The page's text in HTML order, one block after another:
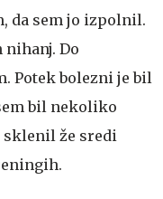
da sem jo izpolnil.
nihanj. Do
Potek bolezni je bil
bil nekoliko
sklenil že sredi